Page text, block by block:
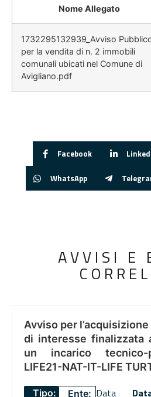
Nome Allegato
1732295132939_Avviso
per la vendita di n. 2 immobili
comunali ubicati nel Comune di
Avigliano.pdf
Facebook
WhatsApp
AVVISI E
Avviso per
di interesse finalizzata
un incarico tecnico-
LIFE21-NAT-IT-LIFE
Tipo: Ente: Data